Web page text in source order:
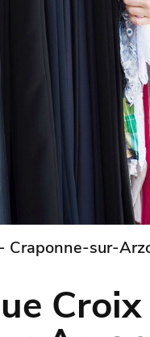
- Craponne-sur-
Croix